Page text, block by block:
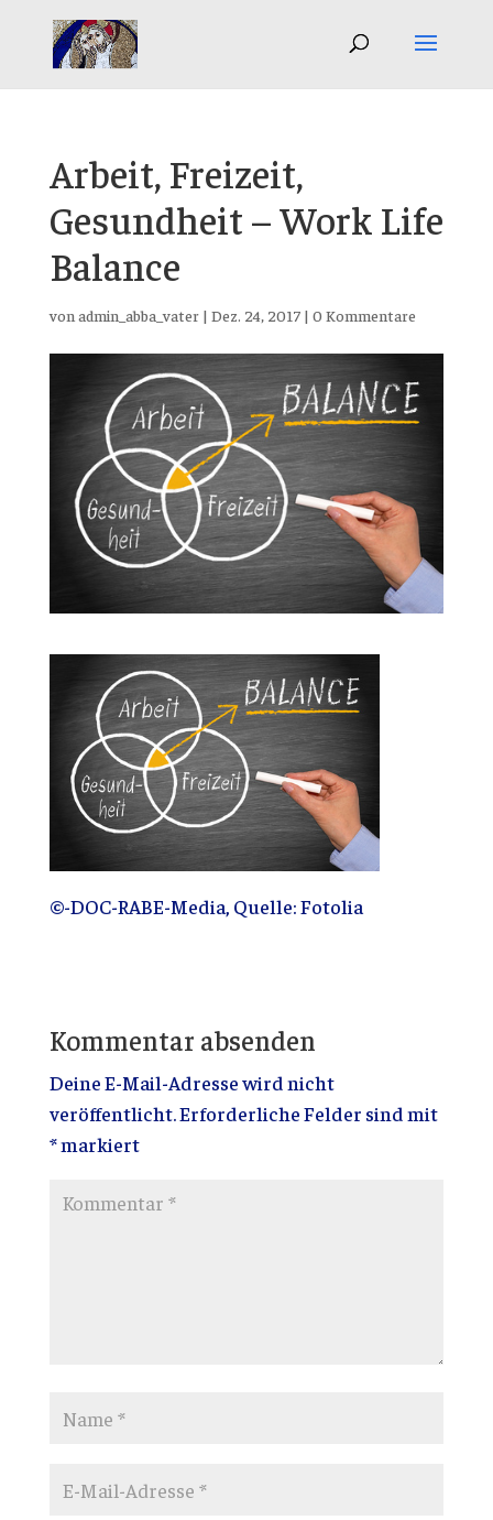
Arbeit, Freizeit,
Gesundheit – Work Life
Balance
von admin_abba_vater| Dez. 24, 2017| 0 Kommentare
©-DOC-RABE-Media, Quelle: Fotolia
Kommentar absenden
Deine E-Mail-Adresse wird nicht
veröffentlicht.Erforderliche Felder sind mit
*markiert